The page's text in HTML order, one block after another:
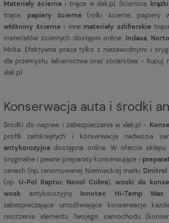
Materiały ścierne i tnące w xlak.pl, Ściernice,
tnące, papiery ścierne (rolki ścierne, papiery
włókniny ścierne i inne materiały szlifierskie
materiałów ściernych dostępni online: Indasa,
Mirka. Efektywna praca tylko z niezawodnymi i
dla przemysłu, lakiernictwa oraz stolarstwa - Kupuj
xlak.pl
Konserwacja auta i środki
Środki do napraw i zabezpieczania w xlak.pl -
profili zamkniętych i konserwacja nadwozia
antykorozyjna dostępna online. W ofercie sklepu
oryginalne i pewne preparaty konserwujące i
cenach (np. renomowanej Niemieckiej marki Dinitrol
(np. U-Pol Raptor, Novol Cobra),woski do
wosk antykorozyjny Innotec Hi-Temp Wax
zabezpieczające umożliwiające konserwacje
niszczenie elementu Twojego samochodu